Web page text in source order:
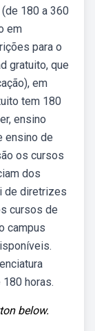
180 a 360
em
para o
gratuito, que
em
tem 180
ensino
ensino de
os cursos
dos
de diretrizes
cursos de
campus
horas.
below.